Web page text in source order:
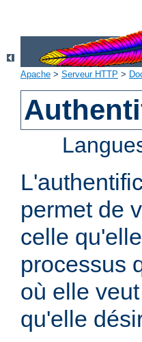
Apache > Serveur HTTP >
permet de
celle
processus
où elle
qu'elle